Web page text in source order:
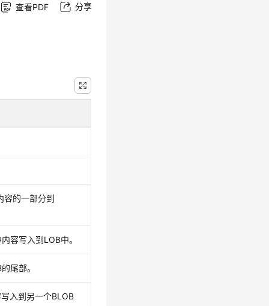
查看PDF 分享
容的一部分到
容写入到LOB中。
尾部。
入到另一个BLOB